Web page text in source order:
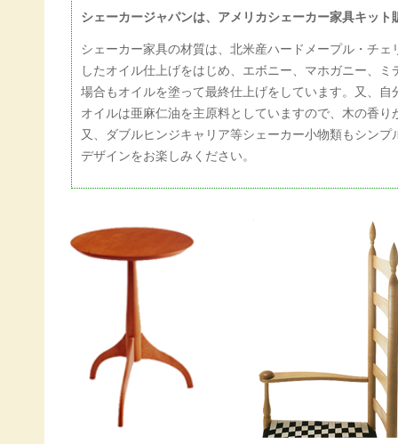
シェーカージャパンは、アメリカシェーカー家具キッ
シェーカー家具の材質は、北米産ハードメープル・チ
したオイル仕上げをはじめ、エボニー、マホガニー、
場合もオイルを塗って最終仕上げをしています。又、自
オイルは亜麻仁油を主原料としていますので、木の香
又、ダブルヒンジキャリア等シェーカー小物類もシン
デザインをお楽しみください。